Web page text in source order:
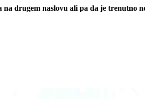
drugem naslovu ali pa da je trenutno